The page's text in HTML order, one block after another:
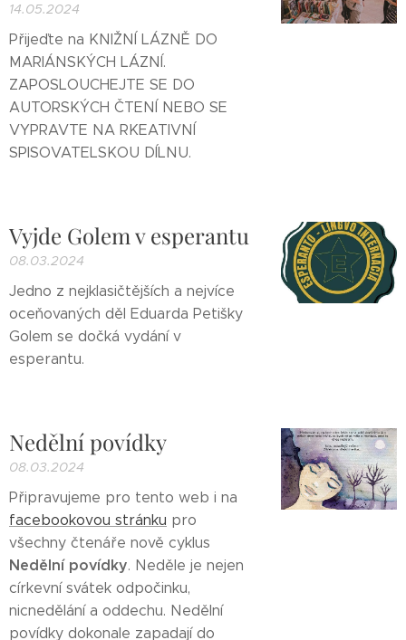
14.05.2024
Přijeďte na KNIŽNÍ LÁZNĚ DO
MARIÁNSKÝCH LÁZNÍ.
ZAPOSLOUCHEJTE SE DO
AUTORSKÝCH ČTENÍ NEBO SE
VYPRAVTE NA RKEATIVNÍ
SPISOVATELSKOU DÍLNU.
Vyjde Golem v esperantu
08.03.2024
Jedno z nejklasičtějších a nejvíce
oceňovaných děl Eduarda Petišky
Golem se dočká vydání v
esperantu.
Nedělní povídky
08.03.2024
Připravujeme pro tento web i na
facebookovou stránku pro
všechny čtenáře nově cyklus
Nedělní povídky. Neděle je nejen
církevní svátek odpočinku,
nicnedělání a oddechu. Nedělní
povídky dokonale zapadají do